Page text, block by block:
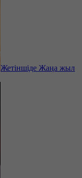
Жетіншіде Жаңа жыл